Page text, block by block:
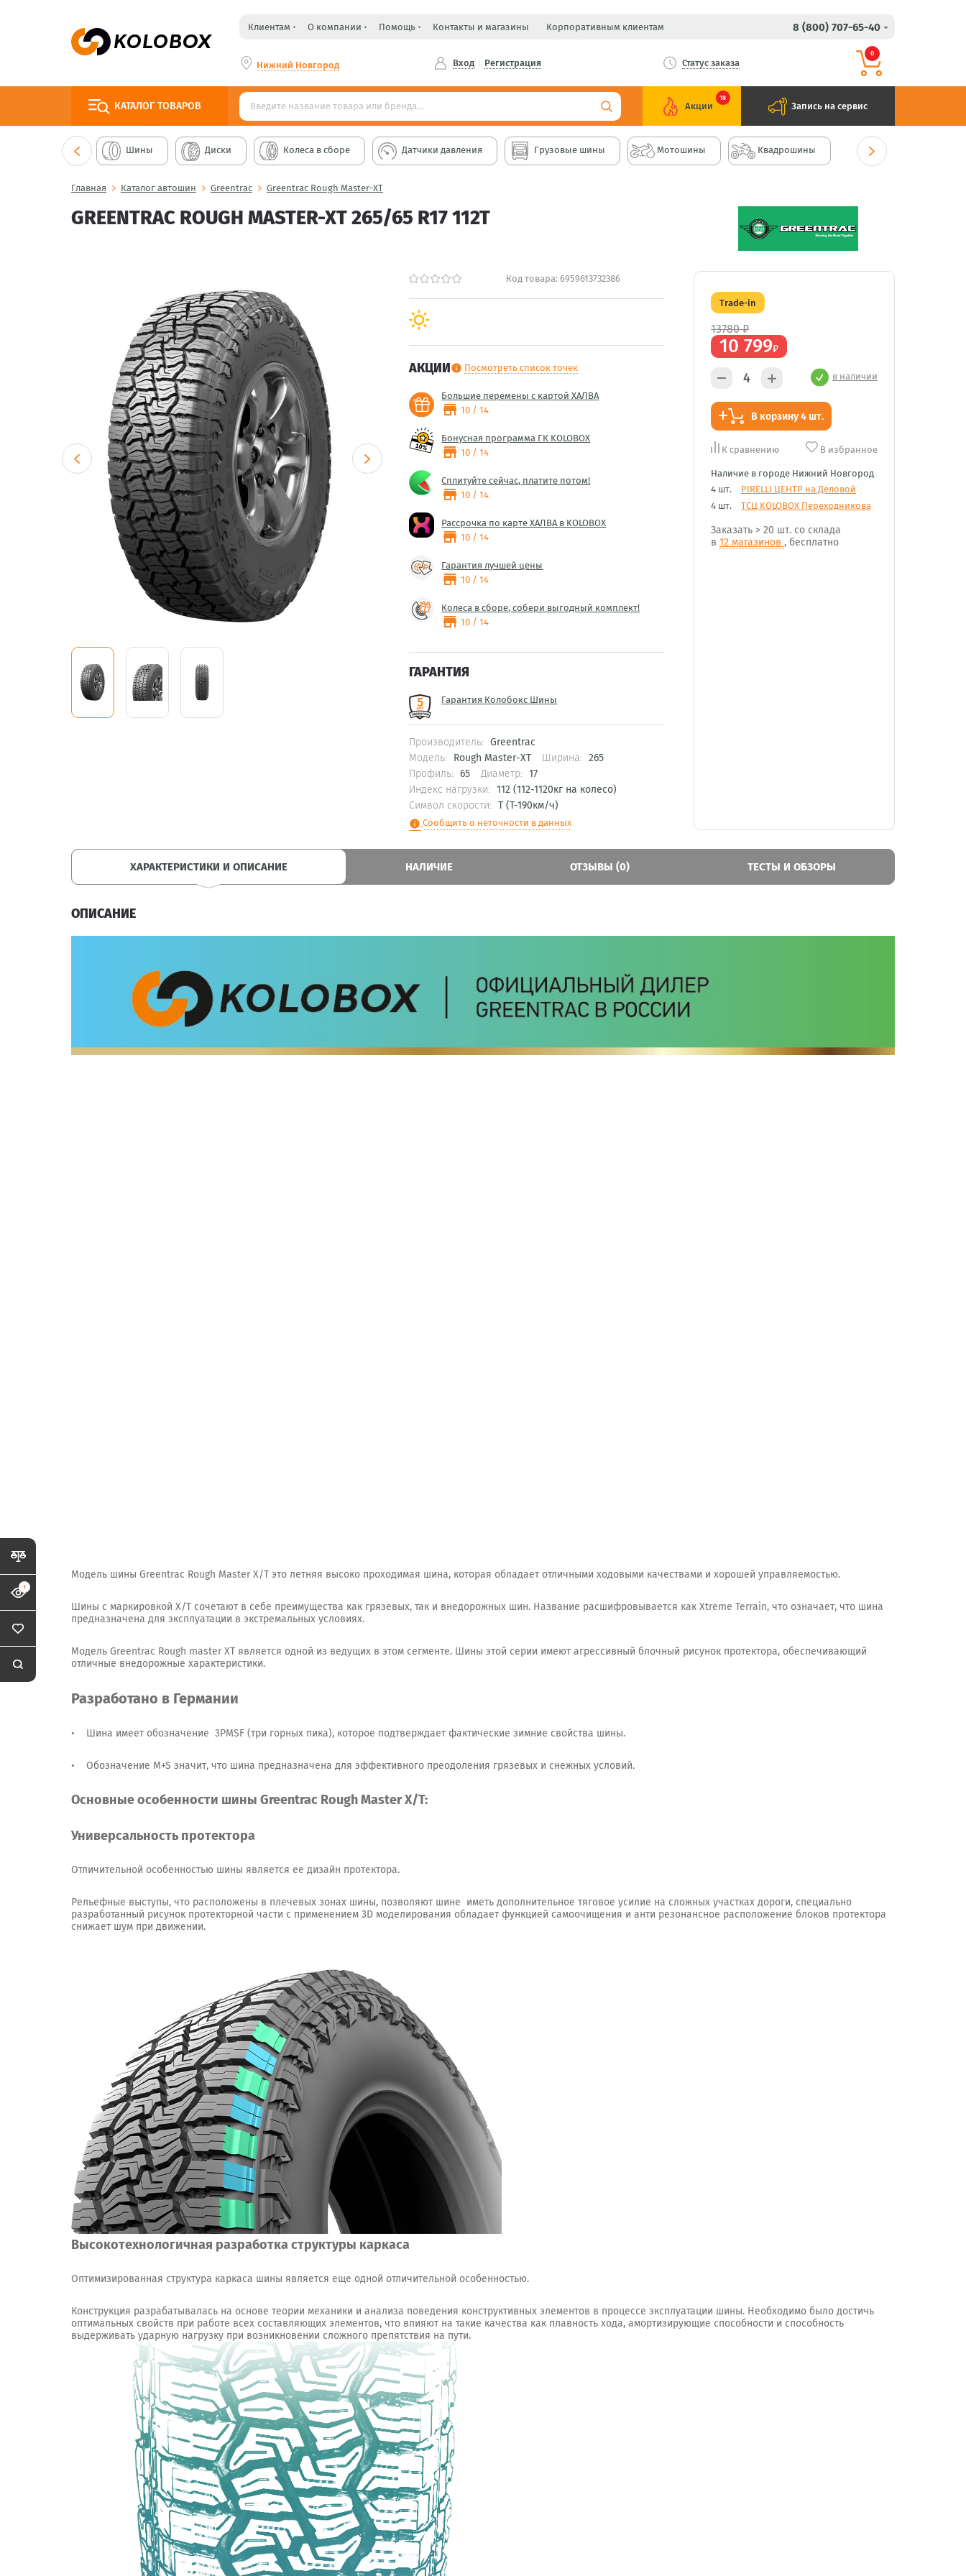
Клиентам О компании Помощь Контакты и магазины Корпоративным клиентам 8 (800) 707-65-40
Нижний Новгород Вход Регистрация Статус заказа
0
КАТАЛОГ ТОВАРОВ Акции
18
Запись на сервис
Шины Диски Колеса в сборе Датчики давления Грузовые шины Мотошины Квадрошины
Главная Каталог автошин Greentrac Greentrac Rough Master-XT
GREENTRAC ROUGH MASTER-XT 265/65 R17 112T
Код товара:6959613732386
АКЦИИinfo Посмотреть список точек
Большие перемены с картой ХАЛВА
store 10 / 14
Бонусная программа ГК KOLOBOX
store 10 / 14
Сплитуйте сейчас, платите потом!
store 10 / 14
Рассрочка по карте ХАЛВА в KOLOBOX
store 10 / 14
Гарантия лучшей цены
store 10 / 14
Колеса в сборе, собери выгодный комплект!
store 10 / 14
ГАРАНТИЯ
Гарантия Колобокс Шины
Производитель:
Greentrac
Модель:
Rough Master-XT Ширина:
265
Профиль:
65 Диаметр:
17
Индекс нагрузки:
112 (112-1120кг на колесо)
Символ скорости:
T (T-190км/ч)
info Сообщить о неточности в данных
Trade-in
13780₽
10 799₽
в наличии
В корзину 4 шт.
К сравнению В избранное
Наличие в городе Нижний Новгород
4 шт.
PIRELLI ЦЕНТР на Деловой
4 шт.
ТСЦ KOLOBOX Переходникова
Заказать > 20 шт. со склада
в 12 магазинов , бесплатно
ХАРАКТЕРИСТИКИ И ОПИСАНИЕ НАЛИЧИЕ ОТЗЫВЫ (0) ТЕСТЫ И ОБЗОРЫ
ОПИСАНИЕ
Модель шины Greentrac Rough Master X/T это летняя высоко проходимая шина, которая обладает отличными ходовыми качествами и хорошей управляемостью.
Шины с маркировкой X/T сочетают в себе преимущества как грязевых, так и внедорожных шин. Название расшифровывается как Xtreme Terrain, что означает, что шина
предназначена для эксплуатации в экстремальных условиях.
Модель Greentrac Rough master XT является одной из ведущих в этом сегменте. Шины этой серии имеют агрессивный блочный рисунок протектора, обеспечивающий
отличные внедорожные характеристики.
Разработано в Германии
• Шина имеет обозначение 3PMSF (три горных пика), которое подтверждает фактические зимние свойства шины.
• Обозначение M+S значит, что шина предназначена для эффективного преодоления грязевых и снежных условий.
Основные особенности шины Greentrac Rough Master X/T:
Универсальность протектора
Отличительной особенностью шины является ее дизайн протектора.
Рельефные выступы, что расположены в плечевых зонах шины, позволяют шине иметь дополнительное тяговое усилие на сложных участках дороги, специально
разработанный рисунок протекторной части с применением 3D моделирования обладает функцией самоочищения и анти резонансное расположение блоков протектора
снижает шум при движении.
Высокотехнологичная разработка структуры каркаса
Оптимизированная структура каркаса шины является еще одной отличительной особенностью.
Конструкция разрабатывалась на основе теории механики и анализа поведения конструктивных элементов в процессе эксплуатации шины. Необходимо было достичь
оптимальных свойств при работе всех составляющих элементов, что влияют на такие качества как плавность хода, амортизирующие способности и способность
выдерживать ударную нагрузку при возникновении сложного препятствия на пути.
1